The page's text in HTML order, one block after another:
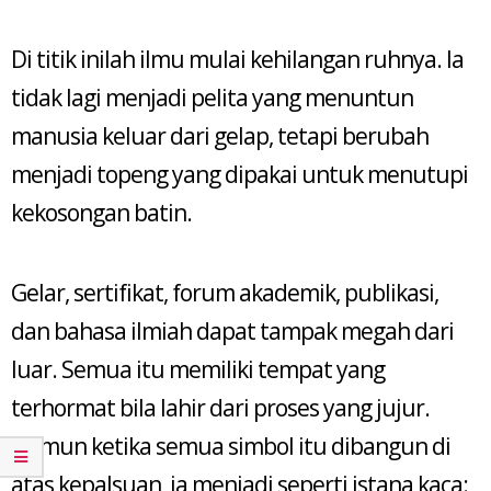
Di titik inilah ilmu mulai kehilangan ruhnya. Ia
tidak lagi menjadi pelita yang menuntun
manusia keluar dari gelap, tetapi berubah
menjadi topeng yang dipakai untuk menutupi
kekosongan batin.
Gelar, sertifikat, forum akademik, publikasi,
dan bahasa ilmiah dapat tampak megah dari
luar. Semua itu memiliki tempat yang
terhormat bila lahir dari proses yang jujur.
Namun ketika semua simbol itu dibangun di
atas kepalsuan, ia menjadi seperti istana kaca: